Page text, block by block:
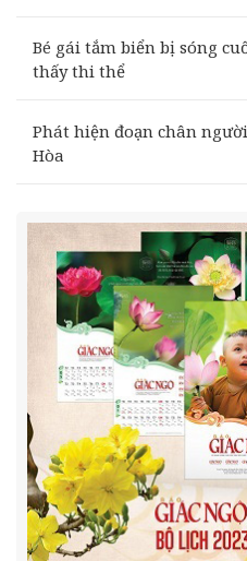
Bé gái tắm biển bị sóng
thấy thi thể
Phát hiện đoạn chân
Hòa